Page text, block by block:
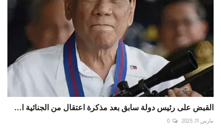
القبض على رئيس دولة سابق بعد مذكرة اعتقال من الجنائية ا...
مارس 11, 2025 0